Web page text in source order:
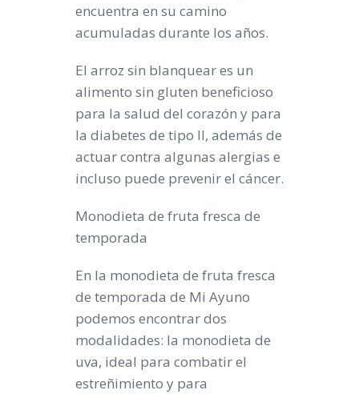
encuentra en su camino
acumuladas durante los años.
El arroz sin blanquear es un
alimento sin gluten beneficioso
para la salud del corazón y para
la diabetes de tipo II, además de
actuar contra algunas alergias e
incluso puede prevenir el cáncer.
Monodieta de fruta fresca de
temporada
En la monodieta de fruta fresca
de temporada de Mi Ayuno
podemos encontrar dos
modalidades: la monodieta de
uva, ideal para combatir el
estreñimiento y para